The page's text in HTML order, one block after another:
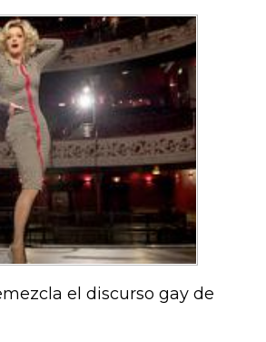
el discurso gay de